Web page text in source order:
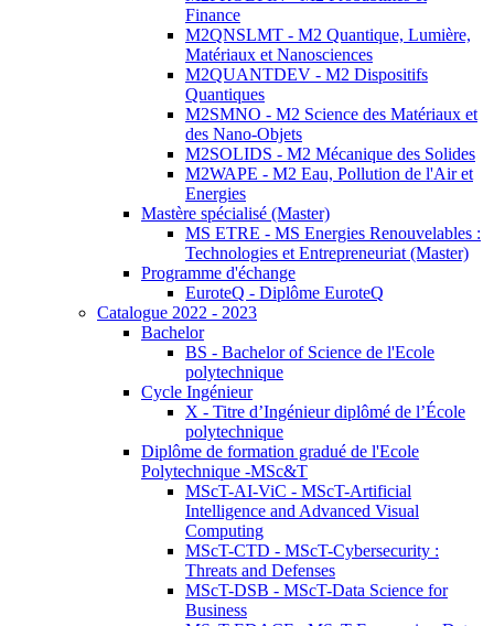
Finance
M2QNSLMT - M2 Quantique, Lumière,
Matériaux et Nanosciences
M2QUANTDEV - M2 Dispositifs
Quantiques
M2SMNO - M2 Science des Matériaux et
des Nano-Objets
M2SOLIDS - M2 Mécanique des Solides
M2WAPE - M2 Eau, Pollution de l'Air et
Energies
Mastère spécialisé (Master)
MS ETRE - MS Energies Renouvelables :
Technologies et Entrepreneuriat (Master)
Programme d'échange
EuroteQ - Diplôme EuroteQ
Catalogue 2022 - 2023
Bachelor
BS - Bachelor of Science de l'Ecole
polytechnique
Cycle Ingénieur
X - Titre d’Ingénieur diplômé de l’École
polytechnique
Diplôme de formation gradué de l'Ecole
Polytechnique -MSc&T
MScT-AI-ViC - MScT-Artificial
Intelligence and Advanced Visual
Computing
MScT-CTD - MScT-Cybersecurity :
Threats and Defenses
MScT-DSB - MScT-Data Science for
Business